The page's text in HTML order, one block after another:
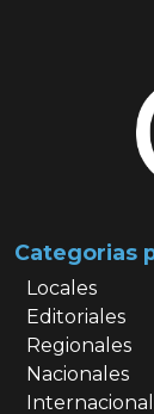
Categorias
Locales
Editoriales
Regionales
Nacionales